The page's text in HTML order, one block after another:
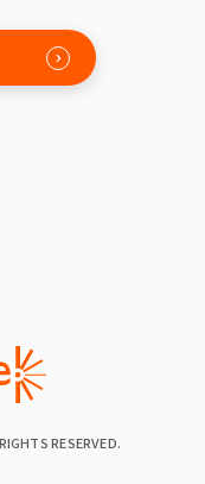
RESERVED.